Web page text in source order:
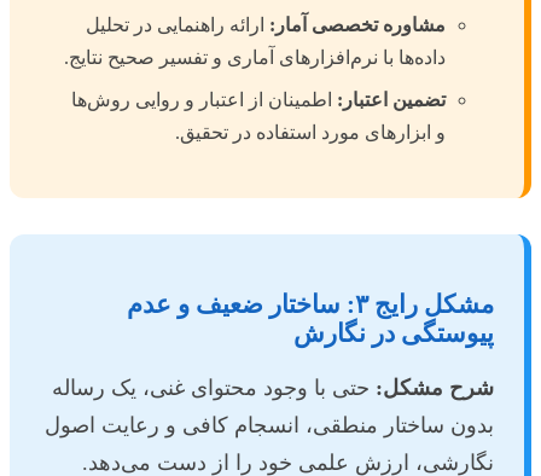
مشاوره تخصصی آمار: ارائه راهنمایی در تحلیل
داده‌ها با نرم‌افزارهای آماری و تفسیر صحیح نتایج.
تضمین اعتبار: اطمینان از اعتبار و روایی روش‌ها
و ابزارهای مورد استفاده در تحقیق.
مشکل رایج ۳: ساختار ضعیف و عدم
پیوستگی در نگارش
شرح مشکل: حتی با وجود محتوای غنی، یک رساله
بدون ساختار منطقی، انسجام کافی و رعایت اصول
نگارشی، ارزش علمی خود را از دست می‌دهد.